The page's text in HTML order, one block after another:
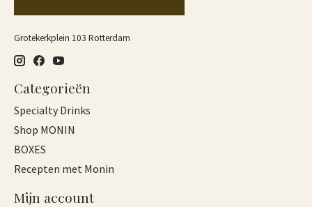
Grotekerkplein 103 Rotterdam
Categorieën
Specialty Drinks
Shop MONIN
BOXES
Recepten met Monin
Mijn account